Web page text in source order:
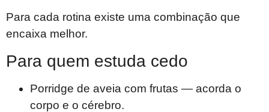
Para cada rotina existe uma combinação que
encaixa melhor.
Para quem estuda cedo
Porridge de aveia com frutas — acorda o
corpo e o cérebro.